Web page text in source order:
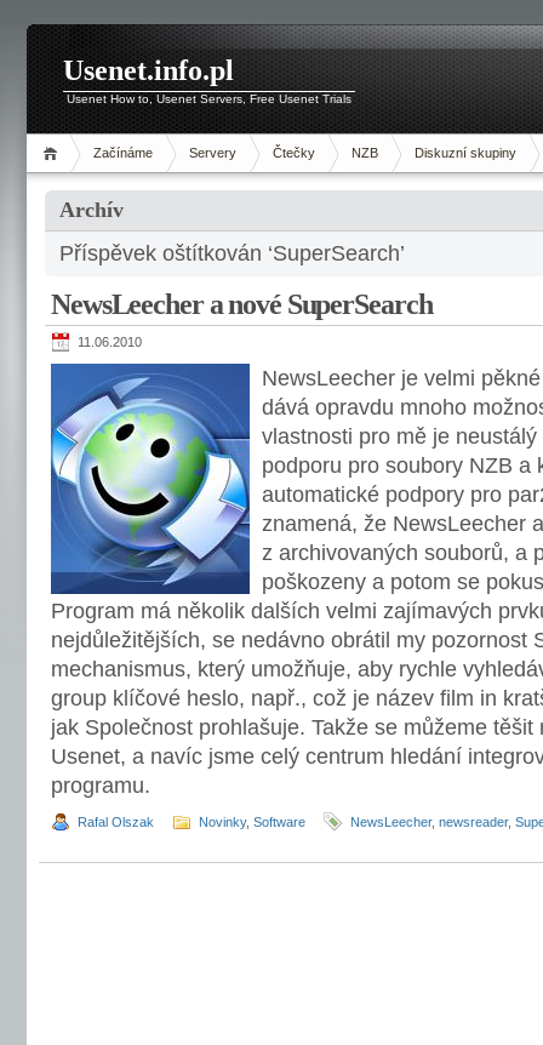
Usenet.info.pl
Usenet How to, Usenet Servers, Free Usenet Trials
Začínáme Servery Čtečky NZB Diskuzní skupiny
Archív
Příspěvek oštítkován ‘SuperSearch’
NewsLeecher a nové SuperSearch
11.06.2010
NewsLeecher je velmi
dává opravdu mnoho
vlastnosti pro mě je
podporu pro soubory NZB a
automatické podpory pro
znamená, že NewsLeecher
z archivovaných souborů, a
poškozeny a potom se
Program má několik dalších velmi zajímavých
nejdůležitějších, se nedávno obrátil my pozornost
mechanismus, který umožňuje, aby rychle
group klíčové heslo, např., což je název film in
jak Společnost prohlašuje. Takže se můžeme těšit
Usenet, a navíc jsme celý centrum hledání
programu.
Rafal Olszak Novinky, Software NewsLeecher, newsreader,